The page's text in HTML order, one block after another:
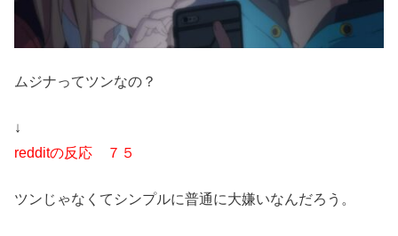
ムジナってツンなの？
↓
redditの反応 ７５
ツンじゃなくてシンプルに普通に大嫌いなんだろう。